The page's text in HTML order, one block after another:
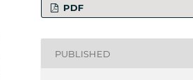
PDF
PUBLISHED